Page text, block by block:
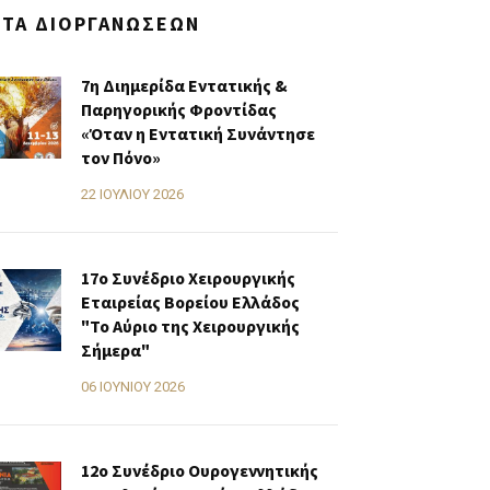
ΔΙΟΡΓΑΝΏΣΕΩΝ
7η Διημερίδα Εντατικής &
Παρηγορικής Φροντίδας
«Όταν η Εντατική Συνάντησε
τον Πόνο»
22 ΙΟΥΛΊΟΥ 2026
17ο Συνέδριο Χειρουργικής
Εταιρείας Βορείου Ελλάδος
"Το Αύριο της Χειρουργικής
Σήμερα"
06 ΙΟΥΝΊΟΥ 2026
12ο Συνέδριο Ουρογεννητικής